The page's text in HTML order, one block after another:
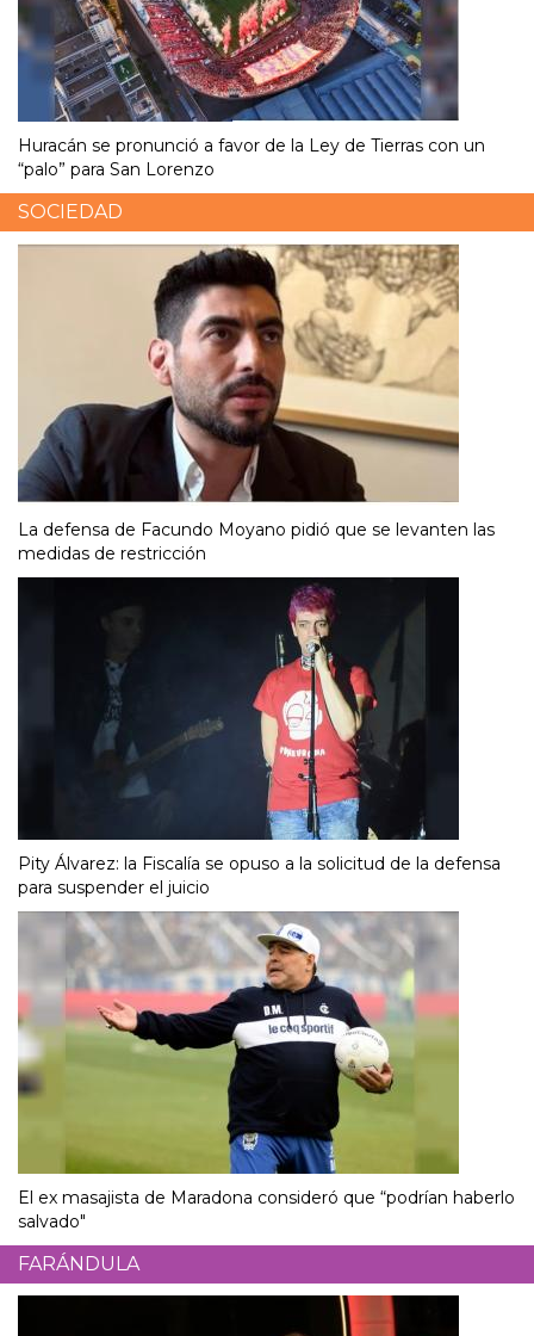
Huracán se pronunció a favor de la Ley de Tierras con un
“palo” para San Lorenzo
SOCIEDAD
La defensa de Facundo Moyano pidió que se levanten las
medidas de restricción
Pity Álvarez: la Fiscalía se opuso a la solicitud de la defensa
para suspender el juicio
El ex masajista de Maradona consideró que “podrían haberlo
salvado"
FARÁNDULA